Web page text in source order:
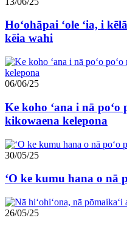
Hoʻohāpai ʻole ʻia, i
kēia wahi
06/06/25
Ke koho ʻana i nā poʻo
kikowaena kelepona
30/05/25
ʻO ke kumu hana o nā
26/05/25